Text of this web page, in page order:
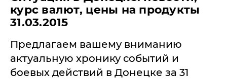
курс валют, цены на продукты
31.03.2015
Предлагаем вашему вниманию
актуальную хронику событий и
боевых действий в Донецке за 31